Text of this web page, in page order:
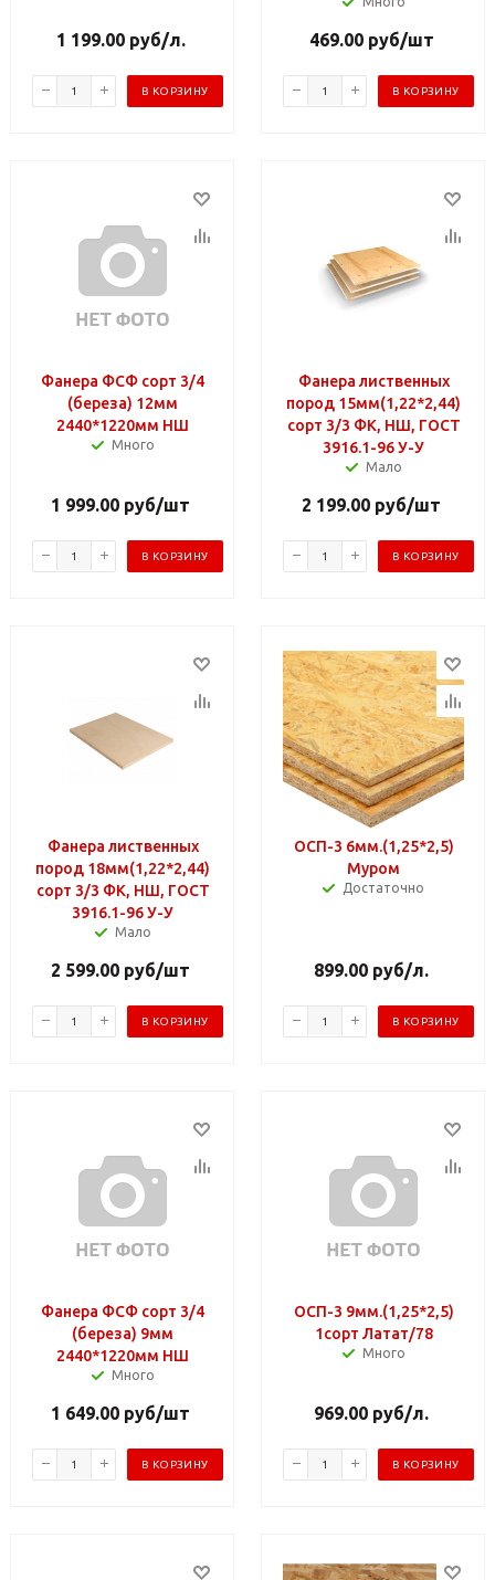
1 199.00руб/л.
В КОРЗИНУ
469.00руб/шт
В КОРЗИНУ
Фанера ФСФ сорт 3/4
(береза) 12мм
2440*1220мм НШ
Много
1 999.00 руб/шт
В КОРЗИНУ
Фанера лиственных
пород 15мм(1,22*2,44)
сорт 3/3 ФК, НШ, ГОСТ
3916.1-96 У-У
Мало
2 199.00 руб/шт
В КОРЗИНУ
Фанера лиственных
пород 18мм(1,22*2,44)
сорт 3/3 ФК, НШ, ГОСТ
3916.1-96 У-У
Мало
2 599.00 руб/шт
В КОРЗИНУ
ОСП-3 6мм.(1,25*2,5)
Муром
Достаточно
899.00 руб/л.
В КОРЗИНУ
Фанера ФСФ сорт 3/4
(береза) 9мм
2440*1220мм НШ
Много
1 649.00 руб/шт
В КОРЗИНУ
ОСП-3 9мм.(1,25*2,5)
1сорт Латат/78
Много
969.00 руб/л.
В КОРЗИНУ